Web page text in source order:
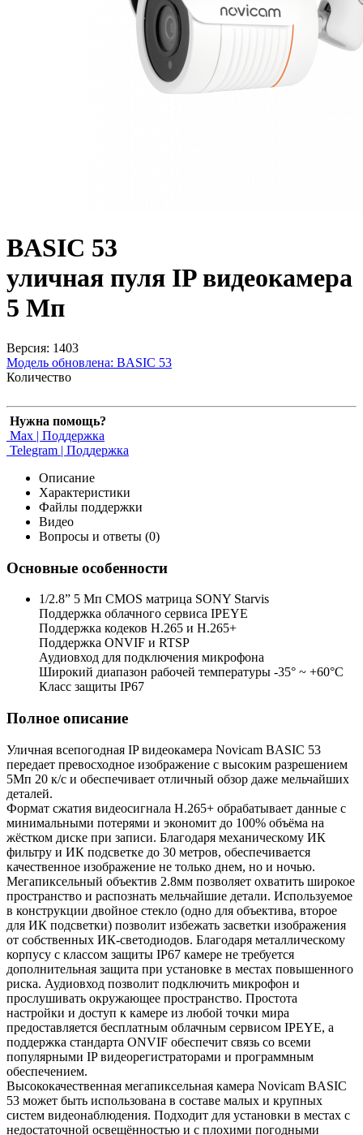
BASIC 53
уличная пуля IP видеокамера
5 Мп
Версия: 1403
Модель обновлена: BASIC 53
Количество
Нужна помощь?
Max | Поддержка
Telegram | Поддержка
Описание
Характеристики
Файлы поддержки
Видео
Вопросы и ответы (0)
Основные особенности
1/2.8” 5 Мп CMOS матрица SONY Starvis
Поддержка облачного сервиса IPEYE
Поддержка кодеков H.265 и H.265+
Поддержка ONVIF и RTSP
Аудиовход для подключения микрофона
Широкий диапазон рабочей температуры -35° ~ +60°C
Класс защиты IP67
Полное описание
Уличная всепогодная IP видеокамера Novicam BASIC 53
передает превосходное изображение с высоким разрешением
5Мп 20 к/с и обеспечивает отличный обзор даже мельчайших
деталей.
Формат сжатия видеосигнала H.265+ обрабатывает данные с
минимальными потерями и экономит до 100% объёма на
жёстком диске при записи. Благодаря механическому ИК
фильтру и ИК подсветке до 30 метров, обеспечивается
качественное изображение не только днем, но и ночью.
Мегапиксельный объектив 2.8мм позволяет охватить широкое
пространство и распознать мельчайшие детали. Используемое
в конструкции двойное стекло (одно для объектива, второе
для ИК подсветки) позволит избежать засветки изображения
от собственных ИК-светодиодов. Благодаря металлическому
корпусу с классом защиты IP67 камере не требуется
дополнительная защита при установке в местах повышенного
риска. Аудиовход позволит подключить микрофон и
прослушивать окружающее пространство. Простота
настройки и доступ к камере из любой точки мира
предоставляется бесплатным облачным сервисом IPEYE, а
поддержка стандарта ONVIF обеспечит связь со всеми
популярными IP видеорегистраторами и программным
обеспечением.
Высококачественная мегапиксельная камера Novicam BASIC
53 может быть использована в составе малых и крупных
систем видеонаблюдения. Подходит для установки в местах с
недостаточной освещённостью и с плохими погодными